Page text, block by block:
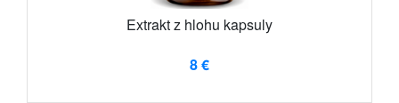
Extrakt z hlohu kapsuly
8 €